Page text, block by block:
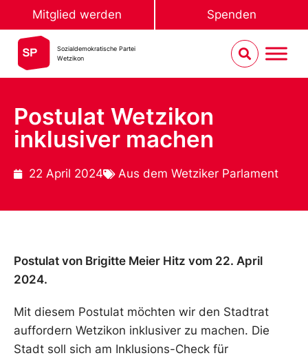
Mitglied werden Spenden
Sozialdemokratische Partei
Wetzikon
Postulat Wetzikon
inklusiver machen
22 April 2024 Aus dem Wetziker Parlament
Postulat von Brigitte Meier Hitz vom 22. April
2024.
Mit diesem Postulat möchten wir den Stadtrat
auffordern Wetzikon inklusiver zu machen. Die
Stadt soll sich am Inklusions-Check für